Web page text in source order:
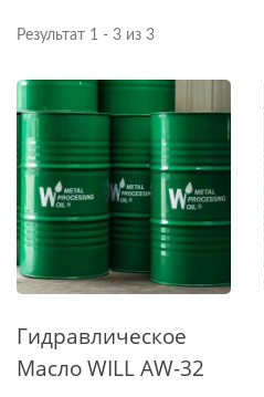
Результат 1 - 3 из 3
Гидравлическое
Масло WILL AW-32